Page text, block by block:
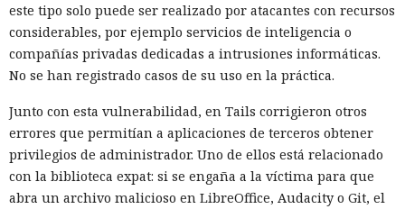
este tipo solo puede ser realizado por atacantes con recursos
considerables, por ejemplo servicios de inteligencia o
compañías privadas dedicadas a intrusiones informáticas.
No se han registrado casos de su uso en la práctica.
Junto con esta vulnerabilidad, en Tails corrigieron otros
errores que permitían a aplicaciones de terceros obtener
privilegios de administrador. Uno de ellos está relacionado
con la biblioteca expat: si se engaña a la víctima para que
abra un archivo malicioso en LibreOffice, Audacity o Git, el